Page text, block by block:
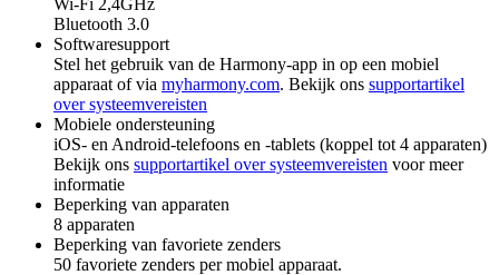
Bluetooth 3.0
Softwaresupport
Stel het gebruik van de Harmony-app in op een mobiel
apparaat of via myharmony.com. Bekijk ons supportartikel
over systeemvereisten
Mobiele ondersteuning
iOS- en Android-telefoons en -tablets (koppel tot 4 apparaten)
Bekijk ons supportartikel over systeemvereisten voor meer
informatie
Beperking van apparaten
8 apparaten
Beperking van favoriete zenders
50 favoriete zenders per mobiel apparaat.